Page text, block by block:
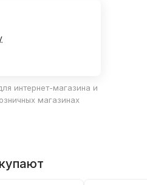
интернет-магазина и
магазинах